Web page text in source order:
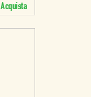
Acquista